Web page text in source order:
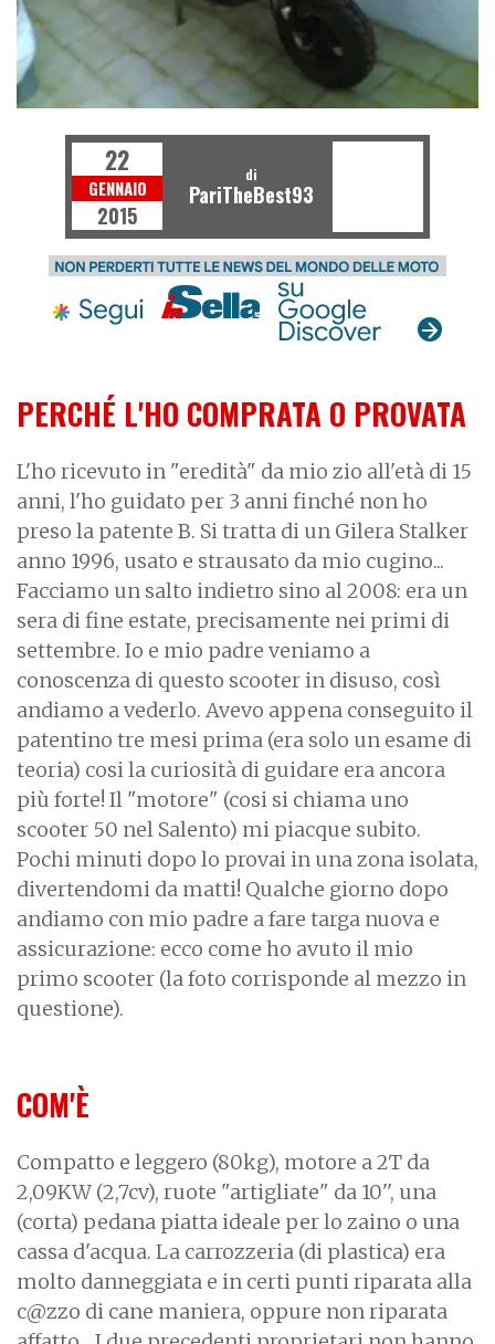
PERCHÉ L'HO COMPRATA O PROVATA
L'ho ricevuto in "eredità" da mio zio all'età di 15
anni, l'ho guidato per 3 anni finché non ho
preso la patente B. Si tratta di un Gilera Stalker
anno 1996, usato e strausato da mio cugino...
Facciamo un salto indietro sino al 2008: era un
sera di fine estate, precisamente nei primi di
settembre. Io e mio padre veniamo a
conoscenza di questo scooter in disuso, così
andiamo a vederlo. Avevo appena conseguito il
patentino tre mesi prima (era solo un esame di
teoria) cosi la curiosità di guidare era ancora
più forte! Il "motore" (cosi si chiama uno
scooter 50 nel Salento) mi piacque subito.
Pochi minuti dopo lo provai in una zona isolata,
divertendomi da matti! Qualche giorno dopo
andiamo con mio padre a fare targa nuova e
assicurazione: ecco come ho avuto il mio
primo scooter (la foto corrisponde al mezzo in
questione).
COM'È
Compatto e leggero (80kg), motore a 2T da
2,09KW (2,7cv), ruote "artigliate" da 10'', una
(corta) pedana piatta ideale per lo zaino o una
cassa d'acqua. La carrozzeria (di plastica) era
molto danneggiata e in certi punti riparata alla
c@zzo di cane maniera, oppure non riparata
22
GENNAIO
2015
di
PariTheBest93